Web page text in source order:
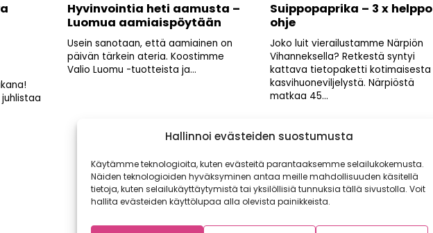
Hallinnoi evästeiden suostumusta
Käytämme teknologioita, kuten evästeitä parantaaksemme selailukokemusta.
Näiden teknologioiden hyväksyminen antaa meille mahdollisuuden käsitellä
tietoja, kuten selailukäyttäytymistä tai yksilöllisiä tunnuksia tällä sivustolla. Voit
hallita evästeiden käyttölupaa alla olevista painikkeista.
Hyvinvointia heti aamusta –
Luomua aamiaispöytään
Usein sanotaan, että aamiainen on
päivän tärkein ateria. Koostimme
Valio Luomu -tuotteista ja...
Suippopaprika – 3 x helppo
ohje
Joko luit vierailustamme Närpiön
Vihanneksella? Retkestä syntyi
kattava tietopaketti kotimaisesta
kasvihuoneviljelystä. Närpiöstä
matkaa 45...
Edellinen Sivu
1 Sivu
2